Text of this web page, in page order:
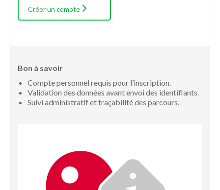
Créer un compte
Bon à savoir
Compte personnel requis pour l’inscription.
Validation des données avant envoi des identifiants.
Suivi administratif et traçabilité des parcours.